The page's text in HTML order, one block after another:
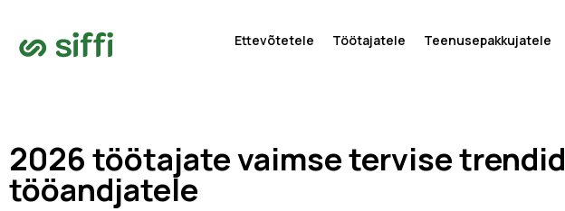
Ettevõtetele Töötajatele Teenusepakkujatele
2026 töötajate vaimse tervise trendid
tööandjatele